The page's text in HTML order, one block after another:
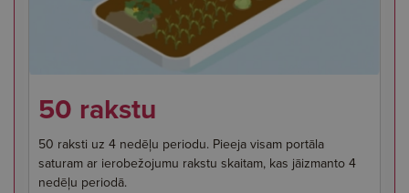
50 rakstu
50 raksti uz 4 nedēļu periodu. Pieeja visam portāla
saturam ar ierobežojumu rakstu skaitam, kas jāizmanto 4
nedēļu periodā.